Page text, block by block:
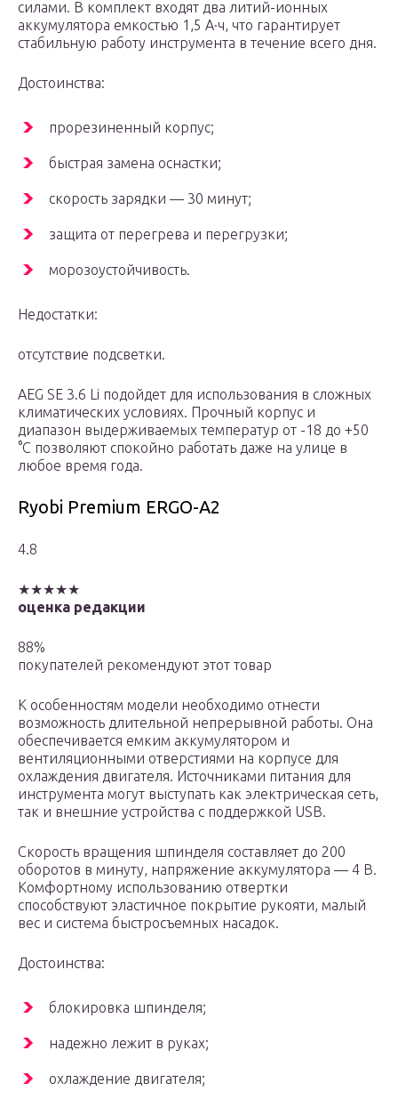
силами. В комплект входят два литий-ионных
аккумулятора емкостью 1,5 А·ч, что гарантирует
стабильную работу инструмента в течение всего дня.
Достоинства:
прорезиненный корпус;
быстрая замена оснастки;
скорость зарядки — 30 минут;
защита от перегрева и перегрузки;
морозоустойчивость.
Недостатки:
отсутствие подсветки.
AEG SE 3.6 Li подойдет для использования в сложных
климатических условиях. Прочный корпус и
диапазон выдерживаемых температур от -18 до +50
°С позволяют спокойно работать даже на улице в
любое время года.
Ryobi Premium ERGO-A2
4.8
★★★★★
оценка редакции
88%
покупателей рекомендуют этот товар
К особенностям модели необходимо отнести
возможность длительной непрерывной работы. Она
обеспечивается емким аккумулятором и
вентиляционными отверстиями на корпусе для
охлаждения двигателя. Источниками питания для
инструмента могут выступать как электрическая сеть,
так и внешние устройства с поддержкой USB.
Скорость вращения шпинделя составляет до 200
оборотов в минуту, напряжение аккумулятора — 4 В.
Комфортному использованию отвертки
способствуют эластичное покрытие рукояти, малый
вес и система быстросъемных насадок.
Достоинства:
блокировка шпинделя;
надежно лежит в руках;
охлаждение двигателя;